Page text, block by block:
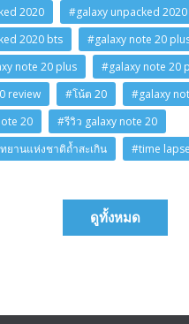
2020
#galaxy unpacked
2020 bts
#galaxy note 20
note 20 plus
#galaxy note 20
review
#โน้ต 20
#galaxy
20
#รีวิว galaxy note 20
ยานแห่งชาติถ้ำสะเกิน
#time lapse
ดูทั้งหมด